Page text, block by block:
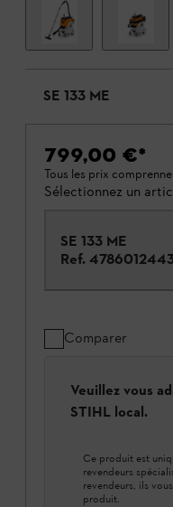
SE 133 ME
799,00 €*
Tous les prix
Sélectionnez un
SE 133 ME
Ref.
Comparer
Veuillez vous
STIHL local.
Ce produit est
revendeurs
revendeurs, ils
produit.